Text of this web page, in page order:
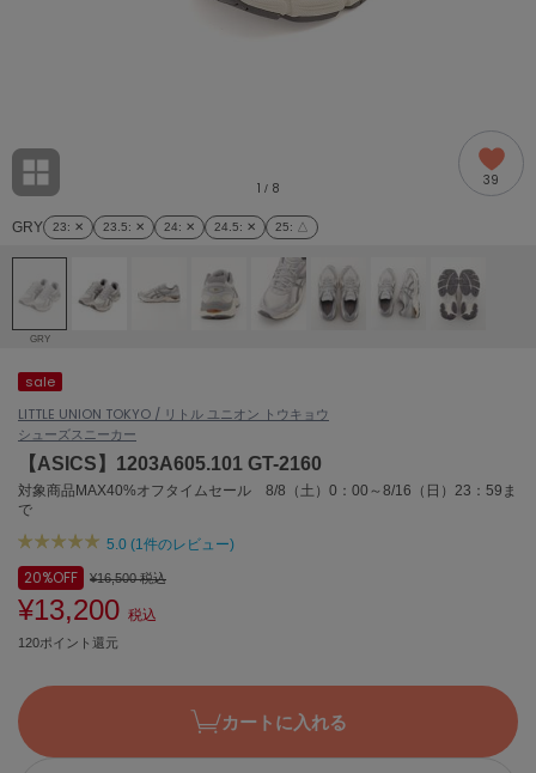
ョン雑貨 (865)
/ランジェリー (127)
(124)
Ame no chi Hare
アメノチハレ
AMOMMA
アモマ
ánuans
ànuke
アンヌーク
ASICS
アシックス
Ballelite
バレリット
BANDOLIER
バンドリヤー
Barbour
バブアー
Beyond Closet
GRY 23: ✕ 23.5: ✕ 24: ✕ 24.5: ✕ 25: △
1 / 8 39
GRY
sale
LITTLE UNION TOKYO / リトル ユニオン トウキョウ
シューズスニーカー
【ASICS】1203A605.101 GT-2160
対象商品MAX40%オフタイムセール 8/8（土）0：00～8/16（日）23：59ま
で
5.0 (1件のレビュー)
20%OFF ¥16,500税込
¥13,200 税込
120ポイント還元
カートに入れる